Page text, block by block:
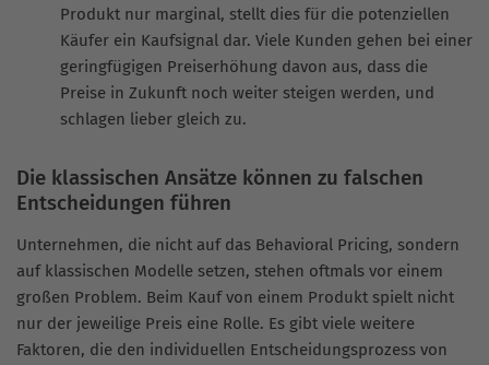
Produkt nur marginal, stellt dies für die potenziellen
Käufer ein Kaufsignal dar. Viele Kunden gehen bei einer
geringfügigen Preiserhöhung davon aus, dass die
Preise in Zukunft noch weiter steigen werden, und
schlagen lieber gleich zu.
Die klassischen Ansätze können zu falschen
Entscheidungen führen
Unternehmen, die nicht auf das Behavioral Pricing, sondern
auf klassischen Modelle setzen, stehen oftmals vor einem
großen Problem. Beim Kauf von einem Produkt spielt nicht
nur der jeweilige Preis eine Rolle. Es gibt viele weitere
Faktoren, die den individuellen Entscheidungsprozess von